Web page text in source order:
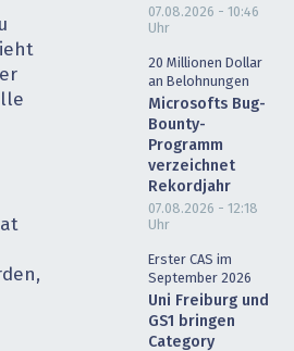
07.08.2026 - 10:46
Uhr
20 Millionen Dollar
an Belohnungen
Microsofts Bug-
Bounty-
Programm
verzeichnet
Rekordjahr
07.08.2026 - 12:18
Uhr
Erster CAS im
September 2026
Uni Freiburg und
GS1 bringen
Category